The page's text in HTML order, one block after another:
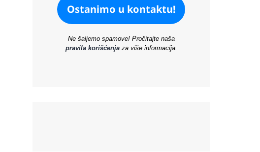
Ne šaljemo spamove! Pročitajte naša
pravila korišćenjaza više informacija.